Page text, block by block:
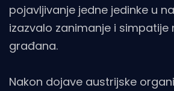
pojavljivanje jedne jedinke u
izazvalo zanimanje i simpatije
građana.
Nakon dojave austrijske